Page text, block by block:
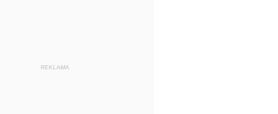
REKLAMA